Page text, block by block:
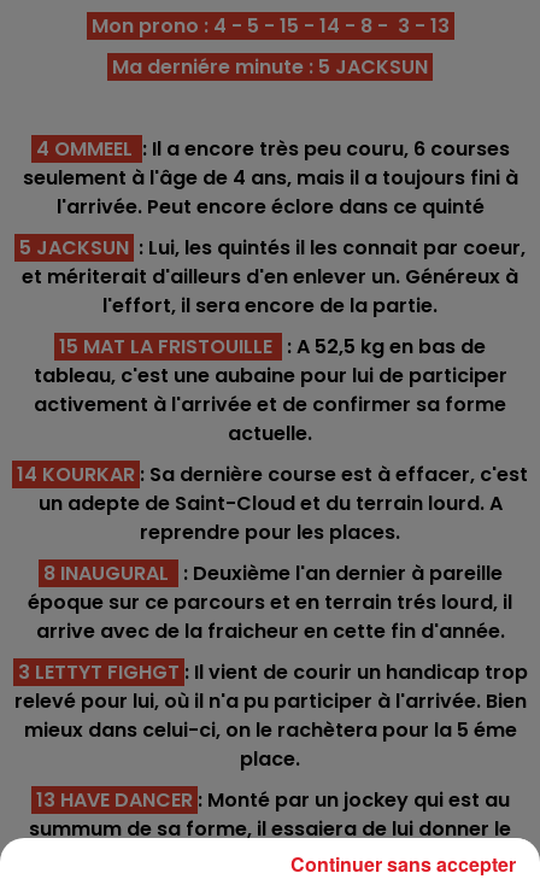
Mon prono : 4 - 5 - 15 - 14 - 8 - 3 - 13
Ma derniére minute : 5 JACKSUN
4 OMMEEL : Il a encore très peu couru, 6 courses
seulement à l'âge de 4 ans, mais il a toujours fini à
l'arrivée. Peut encore éclore dans ce quinté
5 JACKSUN : Lui, les quintés il les connait par coeur,
et mériterait d'ailleurs d'en enlever un. Généreux à
l'effort, il sera encore de la partie.
15 MAT LA FRISTOUILLE : A 52,5 kg en bas de
tableau, c'est une aubaine pour lui de participer
activement à l'arrivée et de confirmer sa forme
actuelle.
14 KOURKAR : Sa dernière course est à effacer, c'est
un adepte de Saint-Cloud et du terrain lourd. A
reprendre pour les places.
8 INAUGURAL
: Deuxième l'an dernier à pareille
époque sur ce parcours et en terrain trés lourd, il
arrive avec de la fraicheur en cette fin d'année.
3 LETTYT FIGHGT : Il vient de courir un handicap trop
relevé pour lui, où il n'a pu participer à l'arrivée. Bien
mieux dans celui-ci, on le rachètera pour la 5 éme
place.
13 HAVE DANCER : Monté par un jockey qui est au
summum de sa forme, il essaiera de lui donner le
bon parcours pour se glisser en fin de combinaison.
Continuer sans accepter